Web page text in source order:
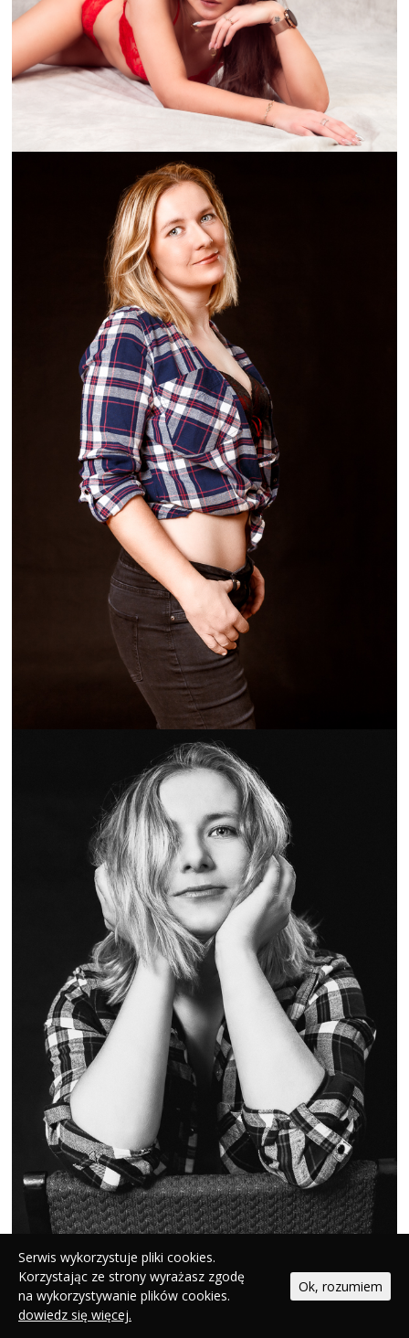
Serwis wykorzystuje pliki cookies.
Korzystając ze strony wyrażasz zgodę
na wykorzystywanie plików cookies.
dowiedz się więcej.
Ok, rozumiem